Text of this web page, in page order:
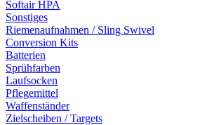
Softair HPA
Sonstiges
Riemenaufnahmen / Sling Swivel
Conversion Kits
Batterien
Sprühfarben
Laufsocken
Pflegemittel
Waffenständer
Zielscheiben / Targets